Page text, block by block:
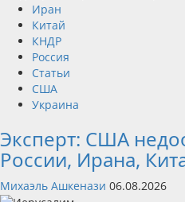
Иран
Китай
КНДР
Россия
Статьи
США
Украина
Эксперт: США
России, Ирана,
Михаэль Ашкенази 06.08.2026